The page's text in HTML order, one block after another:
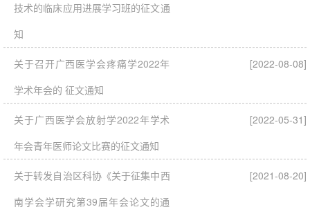
技术的临床应用进展学习班的征文通
知
关于召开广西医学会疼痛学2022年
学术年会的 征文通知
[2022-08-08]
关于广西医学会放射学2022年学术
年会青年医师论文比赛的征文通知
[2022-05-31]
关于转发自治区科协《关于征集中西
南学会学研究第39届年会论文的通
[2021-08-20]